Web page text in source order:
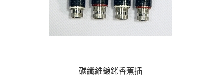
碳纖維鍍銠香蕉插